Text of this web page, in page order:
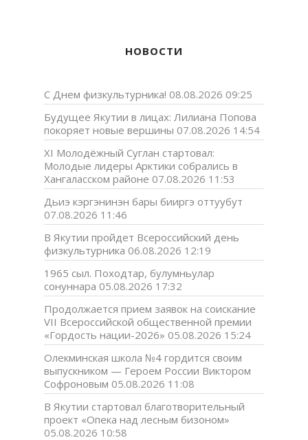
НОВОСТИ
С Днем физкультурника! 08.08.2026 09:25
Будущее Якутии в лицах: Лилиана Попова
покоряет новые вершины 07.08.2026 14:54
XI Молодёжный Суглан стартовал:
Молодые лидеры Арктики собрались в
Хангаласском районе 07.08.2026 11:53
Дьиэ кэргэнинэн бары бииргэ оттуубут
07.08.2026 11:46
В Якутии пройдет Всероссийский день
физкультурника 06.08.2026 12:19
1965 сыл. Походтар, булумньулар
сонуннара 05.08.2026 17:32
Продолжается прием заявок на соискание
VII Всероссийской общественной премии
«Гордость нации-2026» 05.08.2026 15:24
Олекминская школа №4 гордится своим
выпускником — Героем России Виктором
Софроновым 05.08.2026 11:08
В Якутии стартовал благотворительный
проект «Опека над лесным бизоном»
05.08.2026 10:58